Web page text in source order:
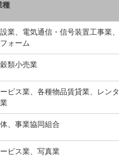
種
業、電気通信・信号装置工事業、
ォーム
類小売業
ビス業、各種物品賃貸業、レンタ
、事業協同組合
ビス業、写真業